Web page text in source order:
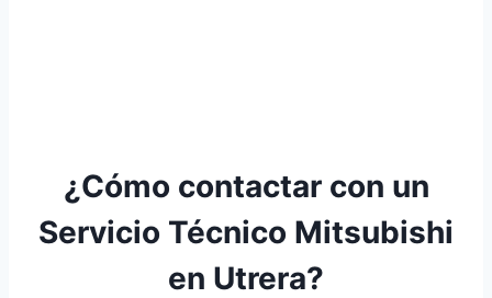
¿Cómo contactar con un
Servicio Técnico Mitsubishi
en Utrera?